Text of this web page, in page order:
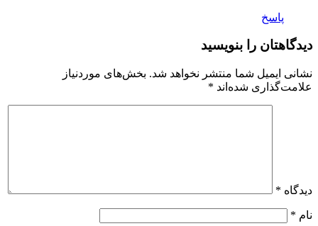
پاسخ
دیدگاهتان را بنویسید
نشانی ایمیل شما منتشر نخواهد شد. بخش‌های موردنیاز
علامت‌گذاری شده‌اند *
دیدگاه *
نام *